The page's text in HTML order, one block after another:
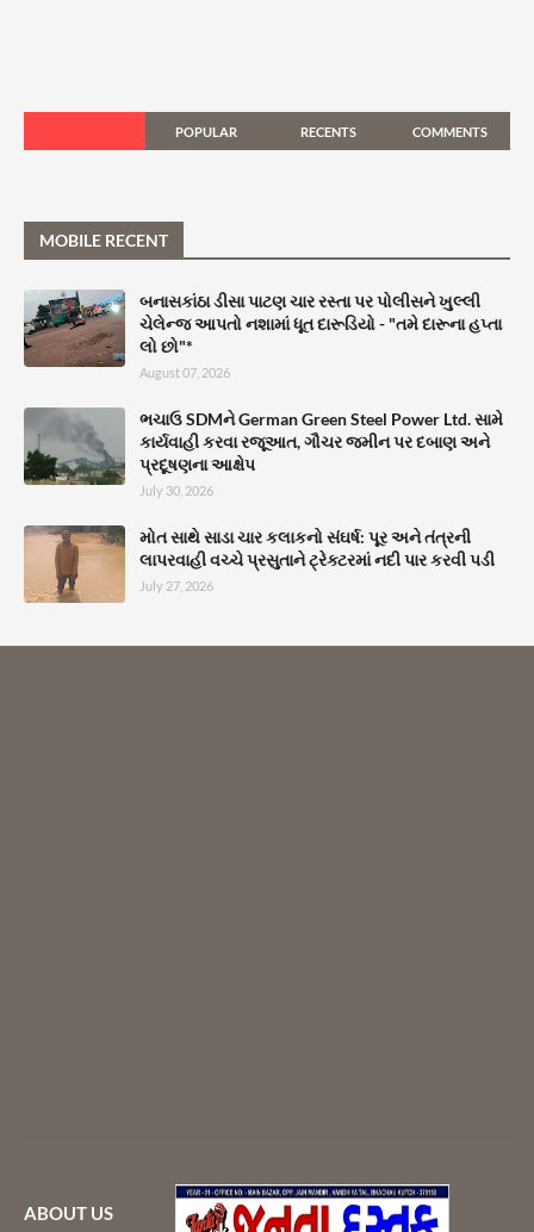
POPULAR RECENTS COMMENTS
MOBILE RECENT
બનાસકાંઠા ડીસા પાટણ ચાર રસ્તા પર પોલીસને ખુલ્લી
ચેલેન્જ આપતો નશામાં ધૂત દારૂડિયો - "તમે દારૂના હપ્તા
લો છો"*
August 07, 2026
ભચાઉ SDMને German Green Steel Power Ltd. સામે
કાર્યવાહી કરવા રજૂઆત, ગૌચર જમીન પર દબાણ અને
પ્રદૂષણના આક્ષેપ
July 30, 2026
મોત સાથે સાડા ચાર કલાકનો સંઘર્ષ: પૂર અને તંત્રની
લાપરવાહી વચ્ચે પ્રસુતાને ટ્રેક્ટરમાં નદી પાર કરવી પડી
July 27, 2026
ABOUT US